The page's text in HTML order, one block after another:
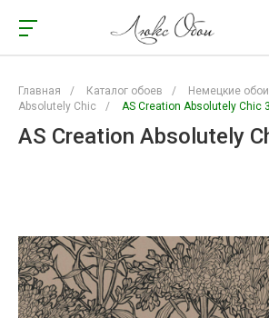
Главная / Каталог обоев / Немецкие обои
Absolutely Chic
/ AS Creation Absolutely Chic
AS Creation Absolutely